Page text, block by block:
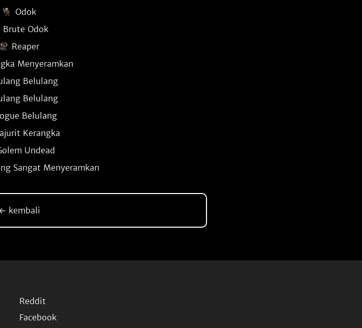
Odok
Brute Odok
Reaper
Menyeramkan
Belulang
Belulang
Belulang
Kerangka
Undead
Sangat Menyeramkan
kembali
Reddit
Facebook